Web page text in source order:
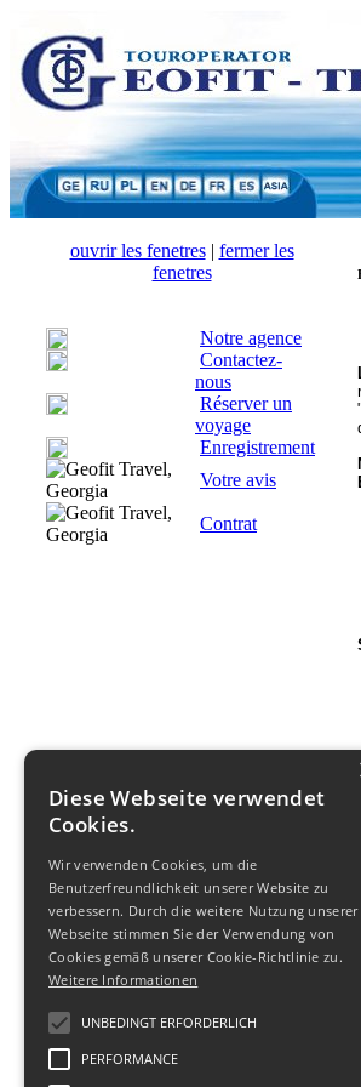
ouvrir les fenetres| fermer les
fenetres
Notre agence
Contactez-
nous
Réserver un
voyage
Enregistrement
Votre avis
Contrat
Diese Webseite verwendet
Cookies.
Wir verwenden Cookies, um die
Benutzerfreundlichkeit unserer Website zu
verbessern. Durch die weitere Nutzung unserer
Webseite stimmen Sie der Verwendung von
Cookies gemäß unserer Cookie-Richtlinie zu.
Weitere Informationen
UNBEDINGT ERFORDERLICH
PERFORMANCE